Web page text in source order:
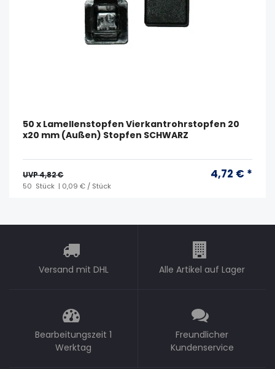
50 x Lamellenstopfen Vierkantrohrstopfen 20
x20 mm (Außen) Stopfen SCHWARZ
UVP 4,82 € 4,72 € *
50 Stück | 0,09 € / Stück
Versand mit DHL Alle Artikel auf Lager
Bearbeitungszeit 1
Werktag
Freundlicher
Kundenservice